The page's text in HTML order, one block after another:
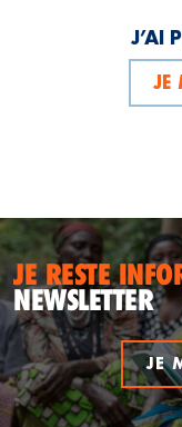
J’AI
JE
JE RESTE
NEWSLETTER
JE